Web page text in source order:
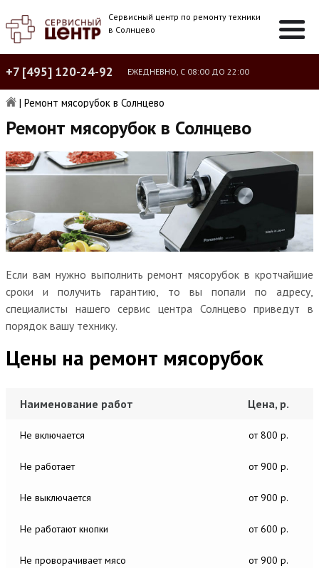
Сервисный центр по ремонту техники
в Солнцево
+7 [495] 120-24-92 ЕЖЕДНЕВНО, С 08:00 ДО 22:00
| Ремонт мясорубок в Солнцево
Ремонт мясорубок в Солнцево
Если вам нужно выполнить ремонт мясорубок в кротчайшие
сроки и получить гарантию, то вы попали по адресу,
специалисты нашего сервис центра Солнцево приведут в
порядок вашу технику.
Цены на ремонт мясорубок
Наименование работ Цена, р.
Не включается от 800 р.
Не работает от 900 р.
Не выключается от 900 р.
Не работают кнопки от 600 р.
Не проворачивает мясо от 900 р.